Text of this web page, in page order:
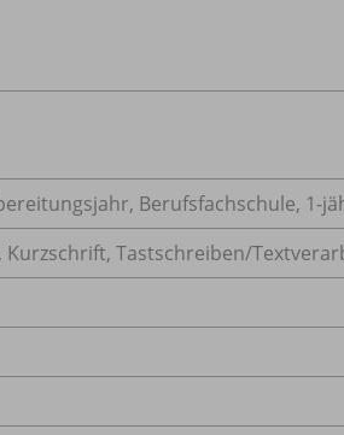
Berufsfachschule, 1-
, Kurzschrift, Tastschreiben/